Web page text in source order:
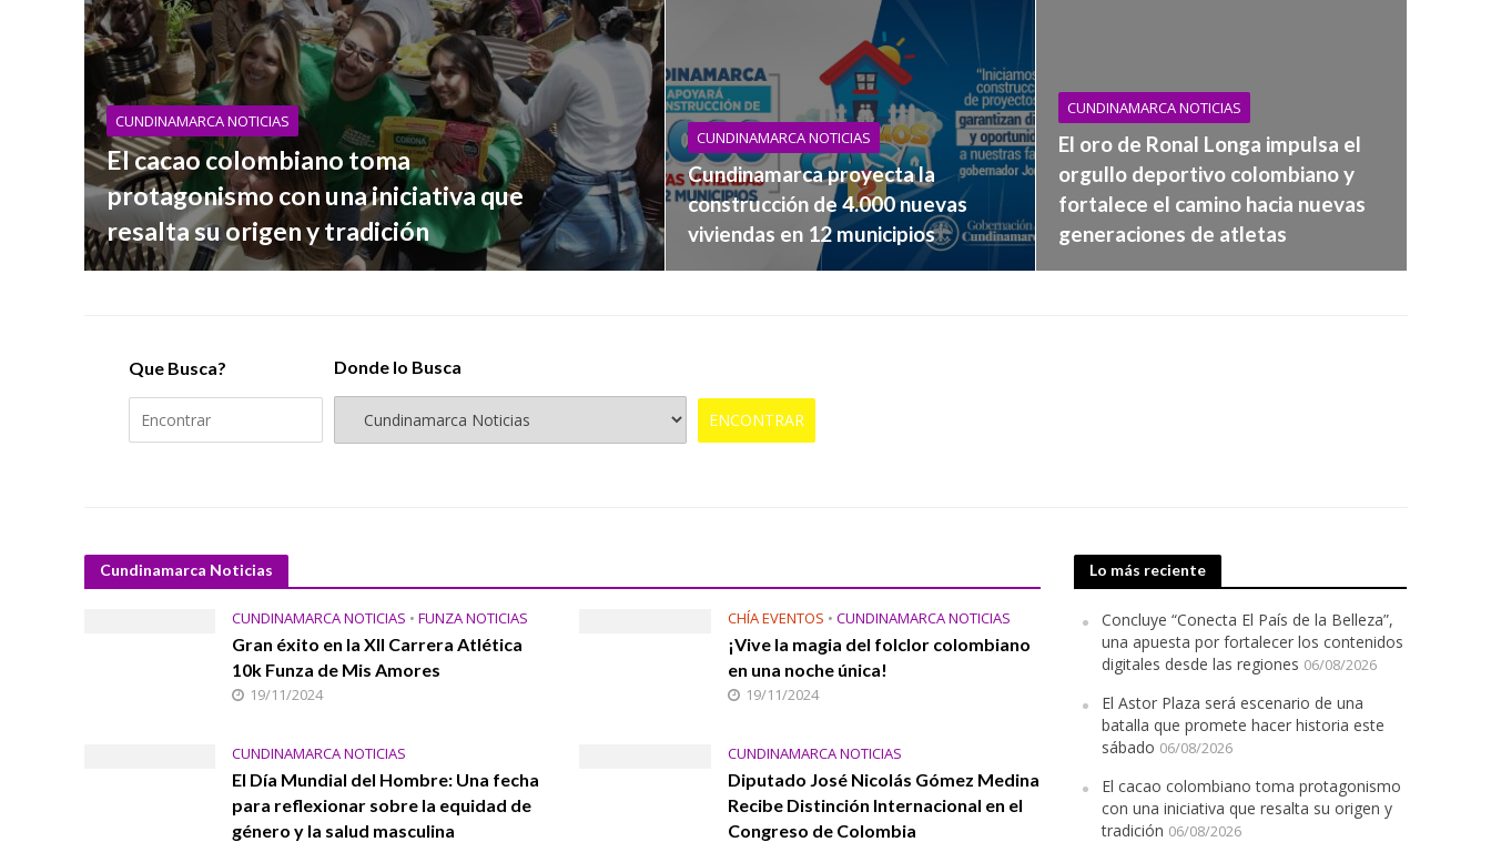
CUNDINAMARCA NOTICIAS
El cacao colombiano toma
protagonismo con una iniciativa que
resalta su origen y tradición
CUNDINAMARCA NOTICIAS
Cundinamarca proyecta la
construcción de 4.000 nuevas
viviendas en 12 municipios
CUNDINAMARCA NOTICIAS
El oro de Ronal Longa impulsa el
orgullo deportivo colombiano y
fortalece el camino hacia nuevas
generaciones de atletas
Que Busca? Donde lo Busca
Cundinamarca Noticias
CUNDINAMARCA NOTICIAS • FUNZA NOTICIAS
Gran éxito en la XII Carrera Atlética
10k Funza de Mis Amores
19/11/2024
CHÍA EVENTOS • CUNDINAMARCA NOTICIAS
¡Vive la magia del folclor colombiano
en una noche única!
19/11/2024
CUNDINAMARCA NOTICIAS
El Día Mundial del Hombre: Una fecha
para reflexionar sobre la equidad de
género y la salud masculina
CUNDINAMARCA NOTICIAS
Diputado José Nicolás Gómez Medina
Recibe Distinción Internacional en el
Congreso de Colombia
Lo más reciente
Concluye “Conecta El País de la Belleza”,
una apuesta por fortalecer los contenidos
digitales desde las regiones 06/08/2026
El Astor Plaza será escenario de una
batalla que promete hacer historia este
sábado 06/08/2026
El cacao colombiano toma protagonismo
con una iniciativa que resalta su origen y
tradición 06/08/2026